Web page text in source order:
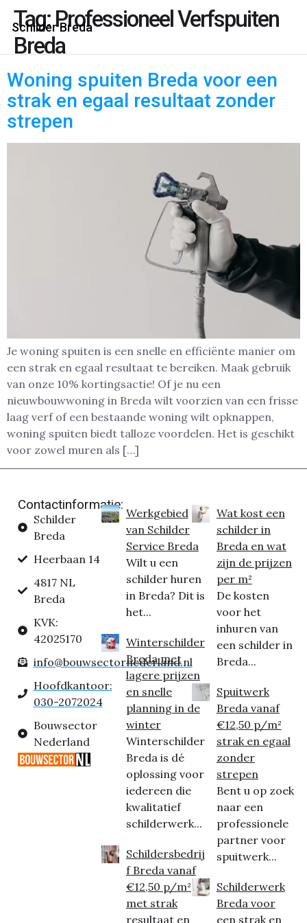
Schilder Breda
Tag:Professioneel Verfspuiten
Breda
Woning spuiten Breda voor een
strak en egaal resultaat zonder
strepen
Je woning spuiten is een snelle en efficiënte manier om
een strak en egaal resultaat te bereiken. Maak gebruik
van onze 10% kortingsactie! Of je nu een
nieuwbouwwoning in Breda wilt voorzien van een frisse
laag verf of een bestaande woning wilt opknappen,
woning spuiten biedt talloze voordelen. Het is geschikt
voor zowel muren als […]
Contactinformatie:
Schilder
Breda
Heerbaan 14
4817 NL
Breda
KVK:
42025170
info@bouwsectornederland.nl
Hoofdkantoor:
030-2072024
Bouwsector
Nederland
Werkgebied
van Schilder
Service Breda
Wilt u een
schilder huren
in Breda? Dit is
het...
Winterschilder
Breda met
lagere prijzen
en snelle
planning in de
winter
Winterschilder
Breda is dé
oplossing voor
iedereen die
kwalitatief
schilderwerk...
Schildersbedrij
f Breda vanaf
€12,50 p/m²
met strak
resultaat en
Wat kost een
schilder in
Breda en wat
zijn de prijzen
per m²
De kosten
voor het
inhuren van
een schilder in
Breda...
Spuitwerk
Breda vanaf
€12,50 p/m²
strak en egaal
zonder
strepen
Bent u op zoek
naar een
professionele
partner voor
spuitwerk...
Schilderwerk
Breda voor
een strak en